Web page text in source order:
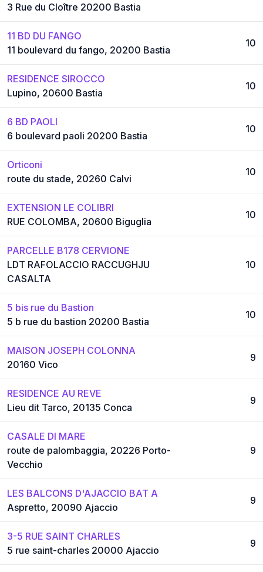
3 Rue du Cloître 20200 Bastia
11 BD DU FANGO
11 boulevard du fango, 20200 Bastia
10
RESIDENCE SIROCCO
Lupino, 20600 Bastia
10
6 BD PAOLI
6 boulevard paoli 20200 Bastia
10
Orticoni
route du stade, 20260 Calvi
10
EXTENSION LE COLIBRI
RUE COLOMBA, 20600 Biguglia
10
PARCELLE B178 CERVIONE
LDT RAFOLACCIO RACCUGHJU
CASALTA
10
5 bis rue du Bastion
5 b rue du bastion 20200 Bastia
10
MAISON JOSEPH COLONNA
20160 Vico
9
RESIDENCE AU REVE
Lieu dit Tarco, 20135 Conca
9
CASALE DI MARE
route de palombaggia, 20226 Porto-
Vecchio
9
LES BALCONS D'AJACCIO BAT A
Aspretto, 20090 Ajaccio
9
3-5 RUE SAINT CHARLES
5 rue saint-charles 20000 Ajaccio
9